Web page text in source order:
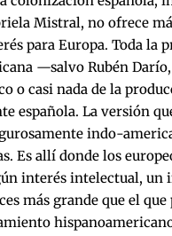
Mistral, no ofrece
para Europa. Toda la
—salvo Rubén
o casi nada de la
española. La versión
indo-
Es allí donde los
interés intelectual, un
más grande que el que